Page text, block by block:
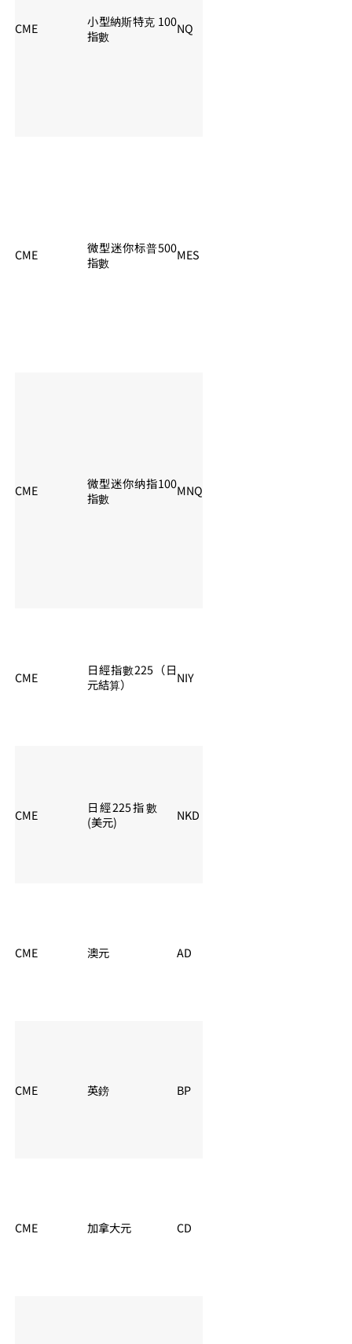
CME
小型納斯特克 100
指數
NQ
CME
微型迷你标普500
指數
MES
CME
微型迷你纳指100
指數
MNQ
CME
日經指數225（日
元結算）
NIY
CME
日經225指數
(美元)
NKD
CME 澳元 AD
CME 英鎊 BP
CME 加拿大元 CD